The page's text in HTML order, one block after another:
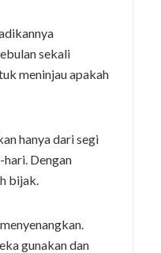
sekali
meninjau apakah
hanya dari segi
hari. Dengan
bijak.
gunakan dan